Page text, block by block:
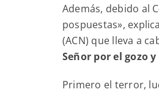
Además, debido al
pospuestas»,
(ACN) que lleva a
Señor por el gozo
Primero el terror,